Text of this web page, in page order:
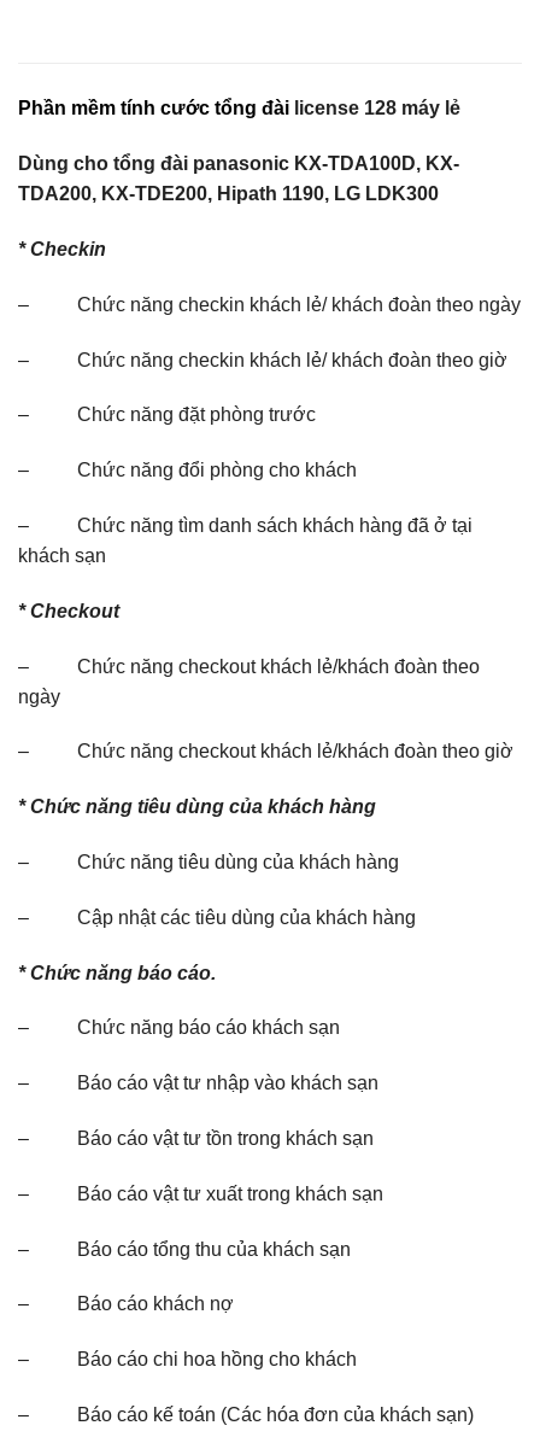
Phần mềm tính cước tổng đài license 128 máy lẻ
Dùng cho tổng đài panasonic KX-TDA100D, KX-
TDA200, KX-TDE200, Hipath 1190, LG LDK300
* Checkin
– Chức năng checkin khách lẻ/ khách đoàn theo ngày
– Chức năng checkin khách lẻ/ khách đoàn theo giờ
– Chức năng đặt phòng trước
– Chức năng đổi phòng cho khách
– Chức năng tìm danh sách khách hàng đã ở tại
khách sạn
* Checkout
– Chức năng checkout khách lẻ/khách đoàn theo
ngày
– Chức năng checkout khách lẻ/khách đoàn theo giờ
* Chức năng tiêu dùng của khách hàng
– Chức năng tiêu dùng của khách hàng
– Cập nhật các tiêu dùng của khách hàng
* Chức năng báo cáo.
– Chức năng báo cáo khách sạn
– Báo cáo vật tư nhập vào khách sạn
– Báo cáo vật tư tồn trong khách sạn
– Báo cáo vật tư xuất trong khách sạn
– Báo cáo tổng thu của khách sạn
– Báo cáo khách nợ
– Báo cáo chi hoa hồng cho khách
– Báo cáo kế toán (Các hóa đơn của khách sạn)